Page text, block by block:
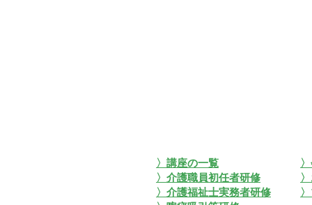
〉講座の一覧
〉介護職員初任者研修
〉介護福祉士実務者研修